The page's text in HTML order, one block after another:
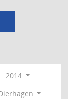
2014